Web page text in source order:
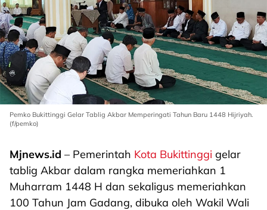
Pemko Bukittinggi Gelar Tablig Akbar Memperingati Tahun Baru 1448 Hijriyah.
(f/pemko)
Mjnews.id – Pemerintah Kota Bukittinggi gelar
tablig Akbar dalam rangka memeriahkan 1
Muharram 1448 H dan sekaligus memeriahkan
100 Tahun Jam Gadang, dibuka oleh Wakil Wali